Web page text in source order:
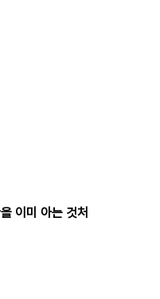
이미 아는 것처